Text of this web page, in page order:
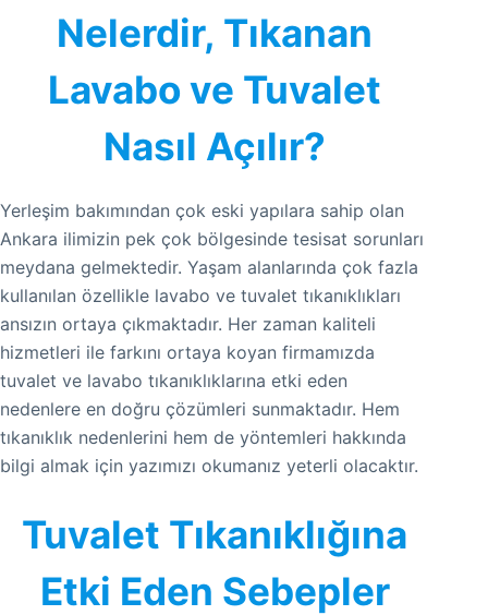
Nelerdir, Tıkanan
Lavabo ve Tuvalet
Nasıl Açılır?
Yerleşim bakımından çok eski yapılara sahip olan
Ankara ilimizin pek çok bölgesinde tesisat sorunları
meydana gelmektedir. Yaşam alanlarında çok fazla
kullanılan özellikle lavabo ve tuvalet tıkanıklıkları
ansızın ortaya çıkmaktadır. Her zaman kaliteli
hizmetleri ile farkını ortaya koyan firmamızda
tuvalet ve lavabo tıkanıklıklarına etki eden
nedenlere en doğru çözümleri sunmaktadır. Hem
tıkanıklık nedenlerini hem de yöntemleri hakkında
bilgi almak için yazımızı okumanız yeterli olacaktır.
Tuvalet Tıkanıklığına
Etki Eden Sebepler